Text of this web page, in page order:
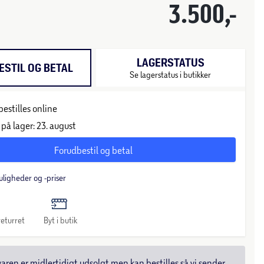
3.500,-
OG BETAL LAGERSTATUS
Se lagerstatus i butikker
online
lager: 23. august
Forudbestil og betal
og -priser
Byt i butik